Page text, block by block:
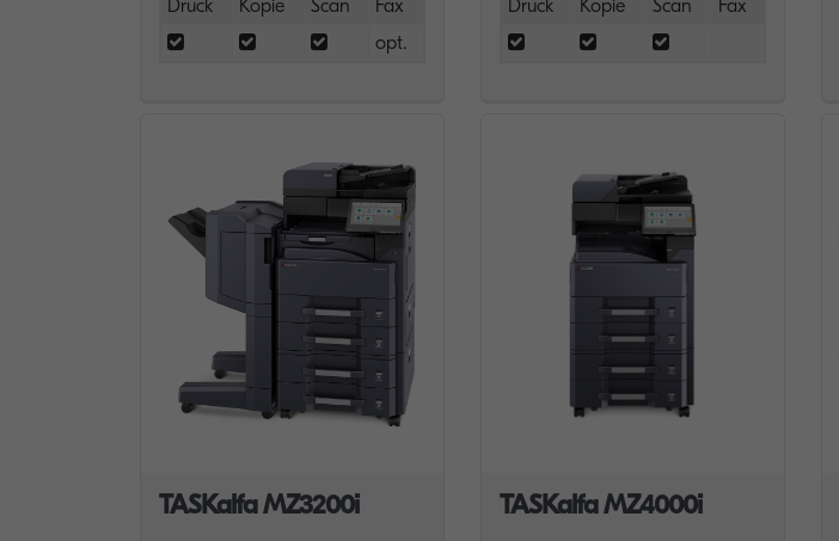
Druck
Kopie Scan
Fax
opt.
Druck
Kopie Scan Fax
TASKalfa MZ3200i TASKalfa MZ4000i